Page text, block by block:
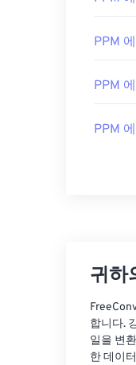
PPM
PPM
PPM
귀하
합니다.
일을 변
한 데이